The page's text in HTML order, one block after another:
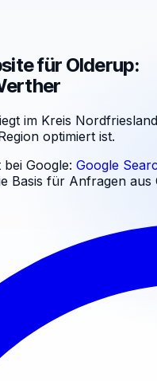
für Olderup:
im Kreis
optimiert ist.
Google: Google
Basis für Anfragen aus